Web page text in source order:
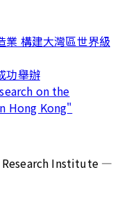
業 構建大灣區世界級
功舉辦
on the
Hong Kong"
Institute —